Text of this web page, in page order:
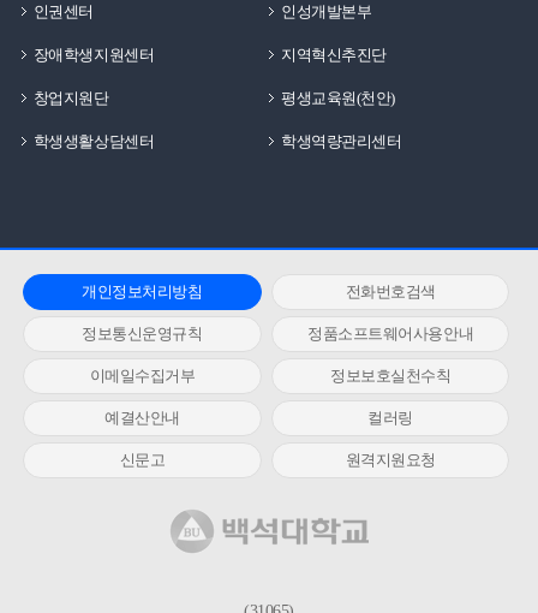
인권센터 인성개발본부
장애학생지원센터 지역혁신추진단
창업지원단 평생교육원(천안)
학생생활상담센터 학생역량관리센터
개인정보처리방침 전화번호검색
정보통신운영규칙 정품소프트웨어사용안내
이메일수집거부 정보보호실천수칙
예결산안내 컬러링
신문고 원격지원요청